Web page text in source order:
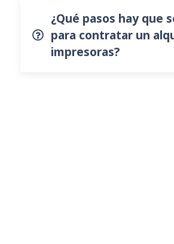
¿Qué pasos hay que
para contratar un
impresoras?